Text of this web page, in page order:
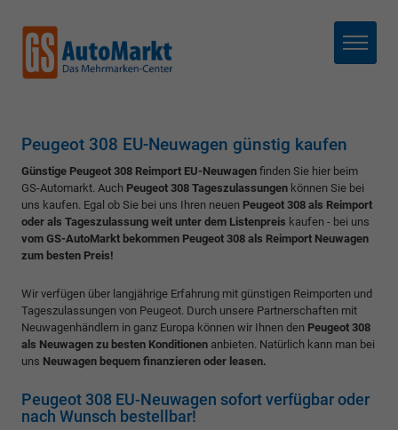
Menü
Peugeot 308 EU-Neuwagen günstig kaufen
Günstige Peugeot 308 Reimport EU-Neuwagen finden Sie hier beim
GS-Automarkt. Auch Peugeot 308 Tageszulassungen können Sie bei
uns kaufen. Egal ob Sie bei uns Ihren neuen Peugeot 308 als Reimport
oder als Tageszulassung weit unter dem Listenpreis kaufen - bei uns
vom GS-AutoMarkt bekommen Peugeot 308 als Reimport Neuwagen
zum besten Preis!
Wir verfügen über langjährige Erfahrung mit günstigen Reimporten und
Tageszulassungen von Peugeot. Durch unsere Partnerschaften mit
Neuwagenhändlern in ganz Europa können wir Ihnen den Peugeot 308
als Neuwagen zu besten Konditionen anbieten. Natürlich kann man bei
uns Neuwagen bequem finanzieren oder leasen.
Peugeot 308 EU-Neuwagen sofort verfügbar oder
nach Wunsch bestellbar!